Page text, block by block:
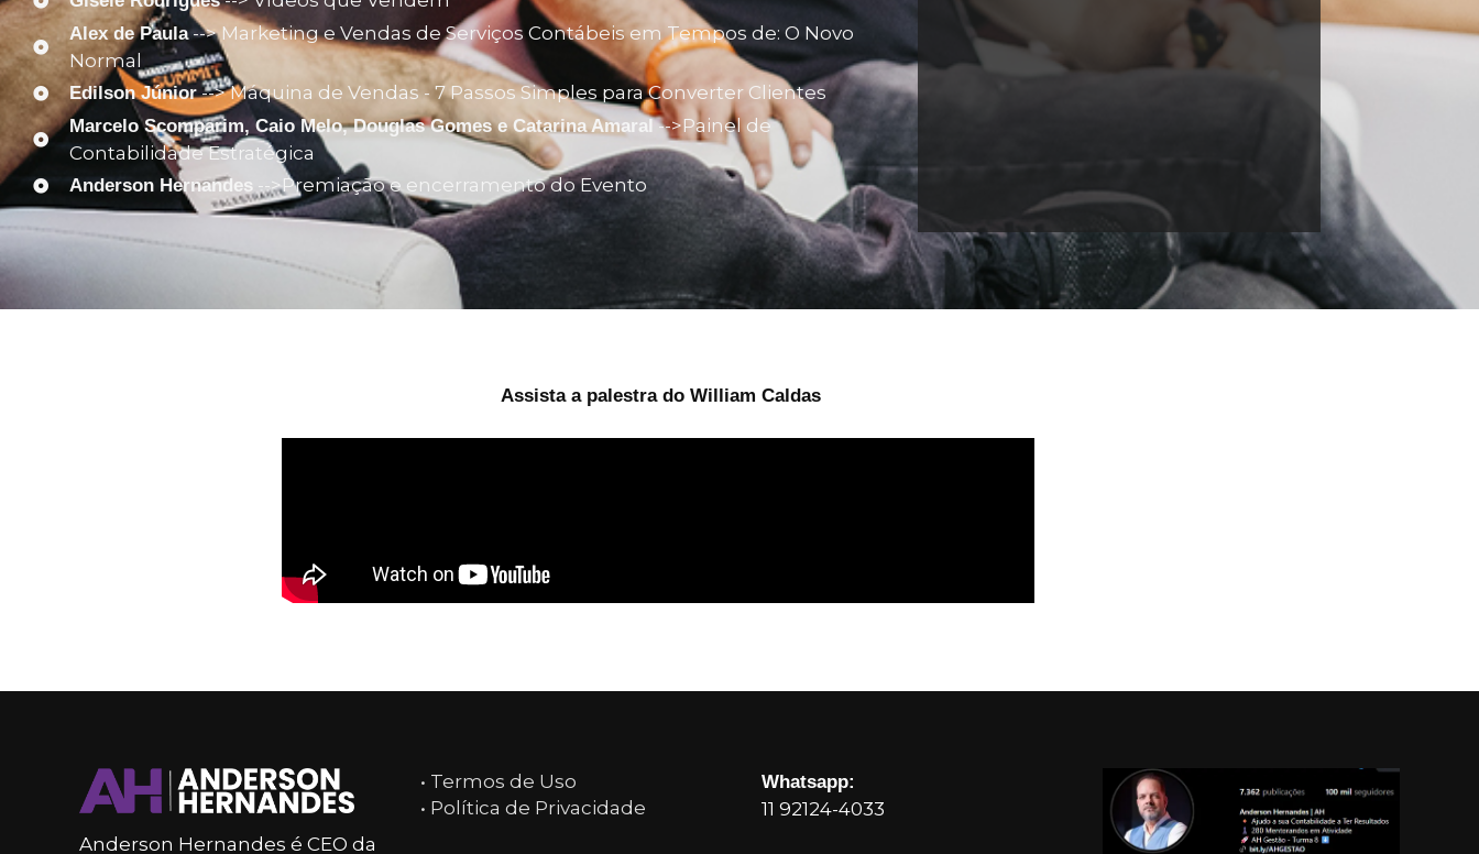
Alex de Paula--> Marketing e Vendas de Serviços Contábeis em Tempos de: O Novo
Normal
Edilson Júnior--> Máquina de Vendas - 7 Passos Simples para Converter Clientes
Marcelo Scomparim, Caio Melo, Douglas Gomes e Catarina Amaral -->Painel de
Contabilidade Estratégica
Anderson Hernandes-->Premiaçāo e encerramento do Evento
Assista a palestra do William Caldas
Anderson Hernandes é CEO da
• Termos de Uso
• Política de Privacidade
Whatsapp:
11 92124-4033